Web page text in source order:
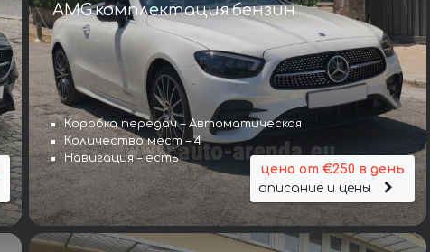
AMG комплектация бензин
Коробка передач – Автоматическая
Количество мест – 4
Навигация – есть
цена от €250 в день
описание и цены